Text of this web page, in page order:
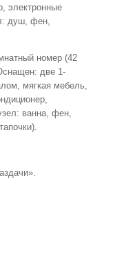
электронные
душ, фен,
номер (42
две 1-
мягкая мебель,
ванна, фен,